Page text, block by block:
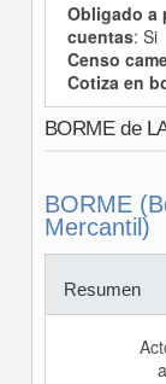
Obligado a
cuentas: Si
Censo
Cotiza en
BORME de
BORME
Mercantil)
Resumen